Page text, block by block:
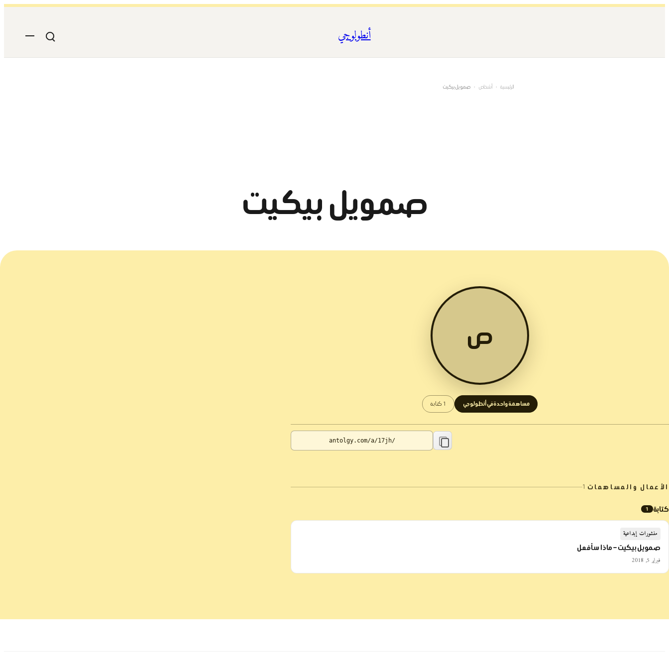
المحتوى
أنطولوجي
الرئيسية › أشخاص › صمويل بيكيت
صمويل بيكيت
ص
مساهمة واحدة في أنطولوجي 1 كتابة
الأعمال والمساهمات 1
كتابة 1
منشورات إبداعية
صمويل بيكيت – ماذا سأفعل
فبراير 5, 2018